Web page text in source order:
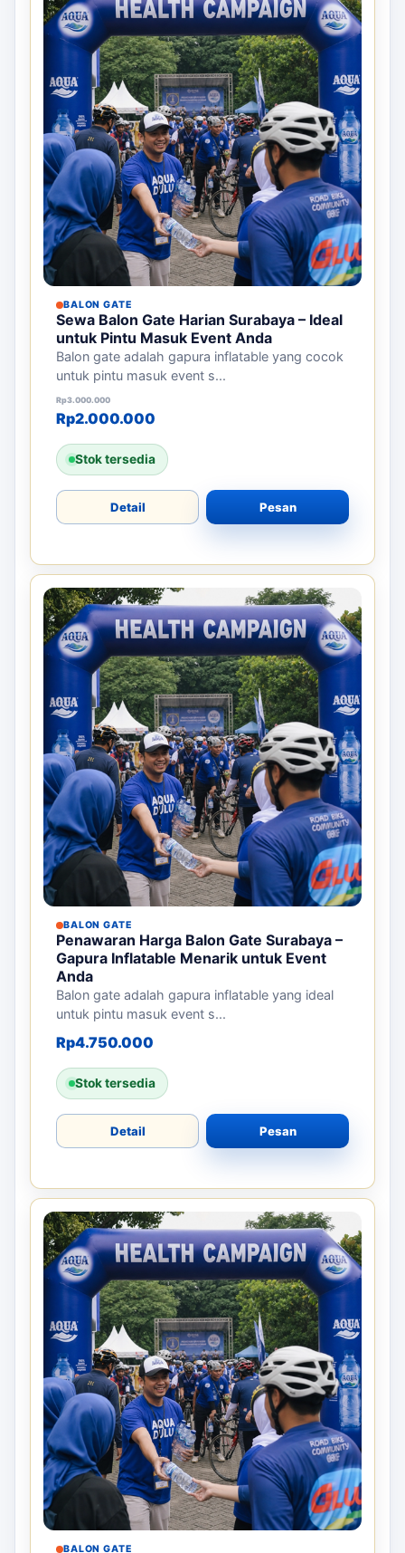
BALON GATE
Sewa Balon Gate Harian Surabaya – Ideal
untuk Pintu Masuk Event Anda
Balon gate adalah gapura inflatable yang cocok
untuk pintu masuk event s...
Rp3.000.000
Harga aslinya adalah: Rp3.000.000.
Rp2.000.000
Harga saat ini adalah: Rp2.000.000.
Stok tersedia
Detail Pesan
BALON GATE
Penawaran Harga Balon Gate Surabaya –
Gapura Inflatable Menarik untuk Event
Anda
Balon gate adalah gapura inflatable yang ideal
untuk pintu masuk event s...
Rp4.750.000
Stok tersedia
Detail Pesan
BALON GATE